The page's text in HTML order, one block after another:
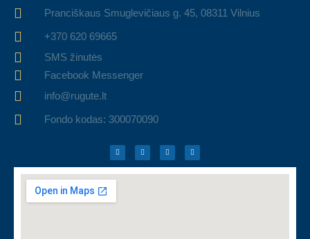
Pranciškaus Smuglevičiaus g. 45, 08311 Vilnius
+370 620 69665
SMS žinutės
Facebook Messenger
info@rugute.lt
Fondo kodas: 300070090